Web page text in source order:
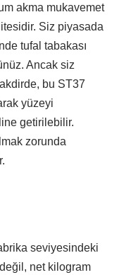
akma mukavemet
Siz piyasada
tufal tabakası
Ancak siz
bu ST37
yüzeyi
getirilebilir.
zorunda
seviyesindeki
net kilogram